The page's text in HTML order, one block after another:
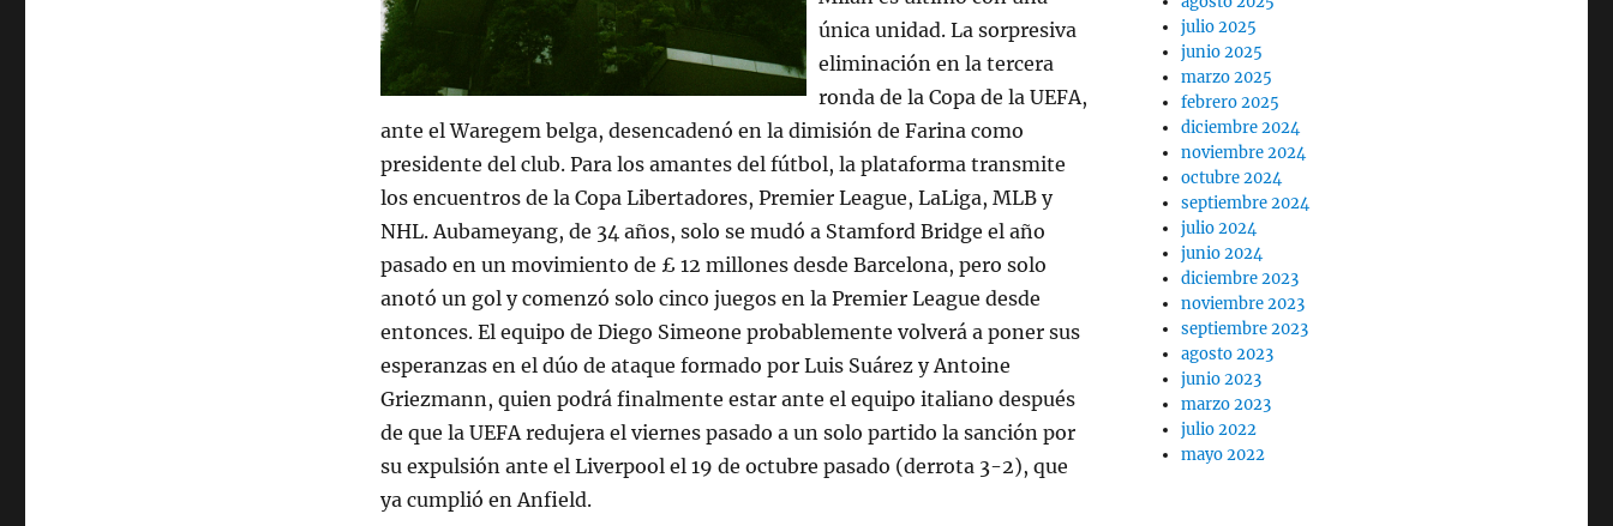
única unidad. La sorpresiva
eliminación en la tercera
ronda de la Copa de la UEFA,
ante el Waregem belga, desencadenó en la dimisión de Farina como
presidente del club. Para los amantes del fútbol, la plataforma transmite
los encuentros de la Copa Libertadores, Premier League, LaLiga, MLB y
NHL. Aubameyang, de 34 años, solo se mudó a Stamford Bridge el año
pasado en un movimiento de £ 12 millones desde Barcelona, pero solo
anotó un gol y comenzó solo cinco juegos en la Premier League desde
entonces. El equipo de Diego Simeone probablemente volverá a poner sus
esperanzas en el dúo de ataque formado por Luis Suárez y Antoine
Griezmann, quien podrá finalmente estar ante el equipo italiano después
de que la UEFA redujera el viernes pasado a un solo partido la sanción por
su expulsión ante el Liverpool el 19 de octubre pasado (derrota 3-2), que
ya cumplió en Anfield.
julio 2025
junio 2025
marzo 2025
febrero 2025
diciembre 2024
noviembre 2024
octubre 2024
septiembre 2024
julio 2024
junio 2024
diciembre 2023
noviembre 2023
septiembre 2023
agosto 2023
junio 2023
marzo 2023
julio 2022
mayo 2022